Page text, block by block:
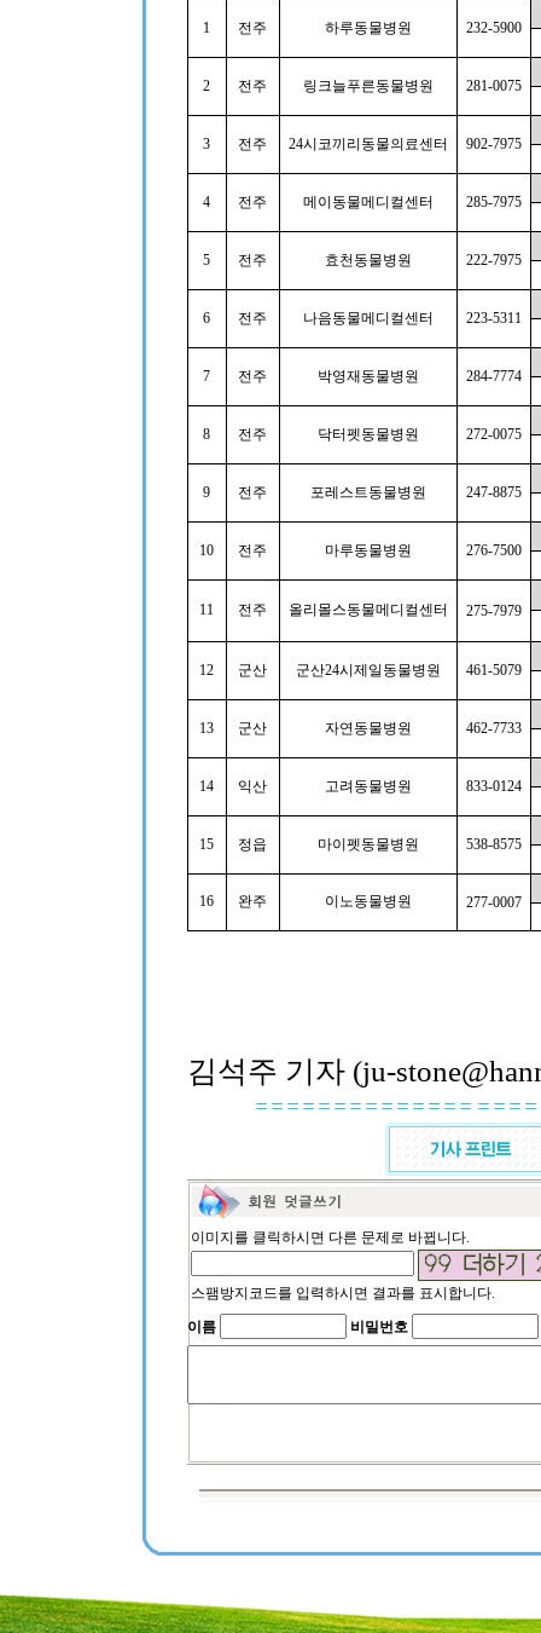
1 전주 하루동물병원 232-5900
2 전주 링크늘푸른동물병원 281-0075
3 전주 24시코끼리동물의료센터 902-7975
4 전주 메이동물메디컬센터 285-7975
5 전주 효천동물병원 222-7975
6 전주 나음동물메디컬센터 223-5311
7 전주 박영재동물병원 284-7774
8 전주 닥터펫동물병원 272-0075
9 전주 포레스트동물병원 247-8875
10 전주 마루동물병원 276-7500
11 전주 올리몰스동물메디컬센터 275-7979
12 군산 군산24시제일동물병원 461-5079
13 군산 자연동물병원 462-7733
14 익산 고려동물병원 833-0124
15 정읍 마이펫동물병원 538-8575
16 완주 이노동물병원 277-0007
김석주 기자 (ju-
이미지를 클릭하시면 다른 문제로 바뀝니다.
스팸방지코드를 입력하시면 결과를 표시합니다.
이름
비밀번호